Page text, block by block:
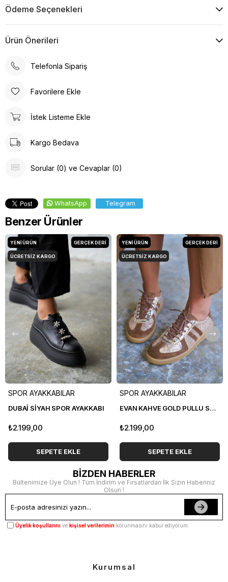
Ödeme Seçenekleri
Ürün Önerileri
Telefonla Sipariş
Favorilere Ekle
İstek Listeme Ekle
Kargo Bedava
Sorular (0) ve Cevaplar (0)
WhatsApp Telegram
Benzer Ürünler
SPOR AYAKKABILAR
DUBAİ SİYAH SPOR AYAKKABI
₺2.199,00
SEPETE EKLE
YENI ÜRÜN
ÜCRETSIZ KARGO
GERÇEK DERİ
SPOR AYAKKABILAR
EVAN KAHVE GOLD PULLU SPOR AYAKKABI
₺2.199,00
SEPETE EKLE
YENI ÜRÜN
ÜCRETSIZ KARGO
GERÇEK DERİ
BİZDEN HABERLER
Bültenimize Üye Olun ! Tüm İndirim ve Fırsatlardan İlk Sizin Haberiniz
Olsun !
Üyelik koşullarını ve kişisel verilerimin korunmasını kabul ediyorum.
Kurumsal